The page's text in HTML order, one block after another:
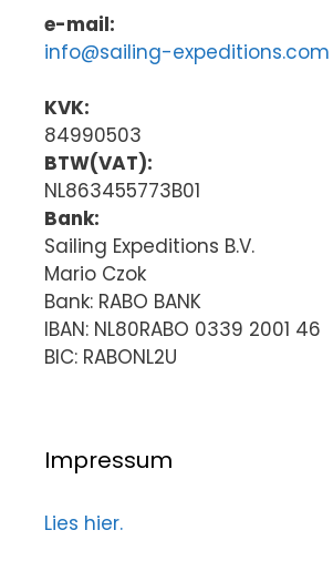
e-mail:
info@sailing-expeditions.com
KVK:
84990503
BTW(VAT):
NL863455773B01
Bank:
Sailing Expeditions B.V.
Mario Czok
Bank: RABO BANK
IBAN: NL80RABO 0339 2001 46
BIC: RABONL2U
Impressum
Lies hier.